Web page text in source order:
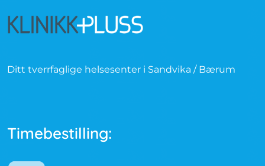
Ditt tverrfaglige helsesenter i Sandvika / Bærum
Timebestilling: